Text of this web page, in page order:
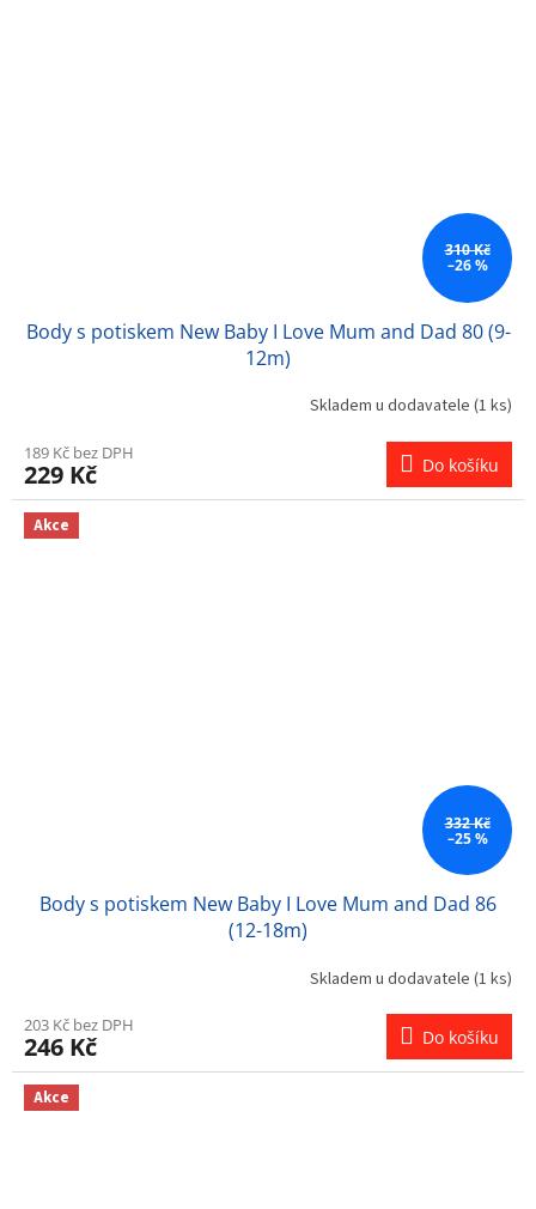
310 Kč
–26 %
Body s potiskem New Baby I Love Mum and Dad 80 (9-
12m)
Skladem u dodavatele (1 ks)
189 Kč bez DPH
229 Kč Do košíku
Akce
332 Kč
–25 %
Body s potiskem New Baby I Love Mum and Dad 86
(12-18m)
Skladem u dodavatele (1 ks)
203 Kč bez DPH
246 Kč Do košíku
Akce